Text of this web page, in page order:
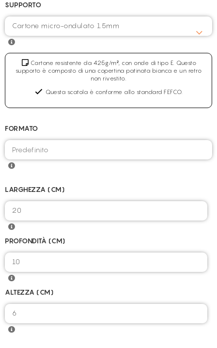
SUPPORTO
Cartone micro-ondulato 1.5mm
Cartone resistente da 425g/m², con onde di tipo E. Questo
supporto è composto di una copertina patinata bianca e un retro
non rivestito.
Questa scatola è conforme allo standard FEFCO.
FORMATO
LARGHEZZA (CM)
20
PROFONDITÀ (CM)
10
ALTEZZA (CM)
6